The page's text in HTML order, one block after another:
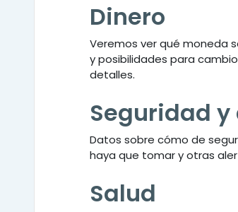
Dinero
Veremos ver qué moneda
y posibilidades para
detalles.
Seguridad
Datos sobre cómo de
haya que tomar y otras
Salud